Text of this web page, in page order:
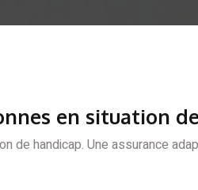
en situation
de handicap. Une assurance